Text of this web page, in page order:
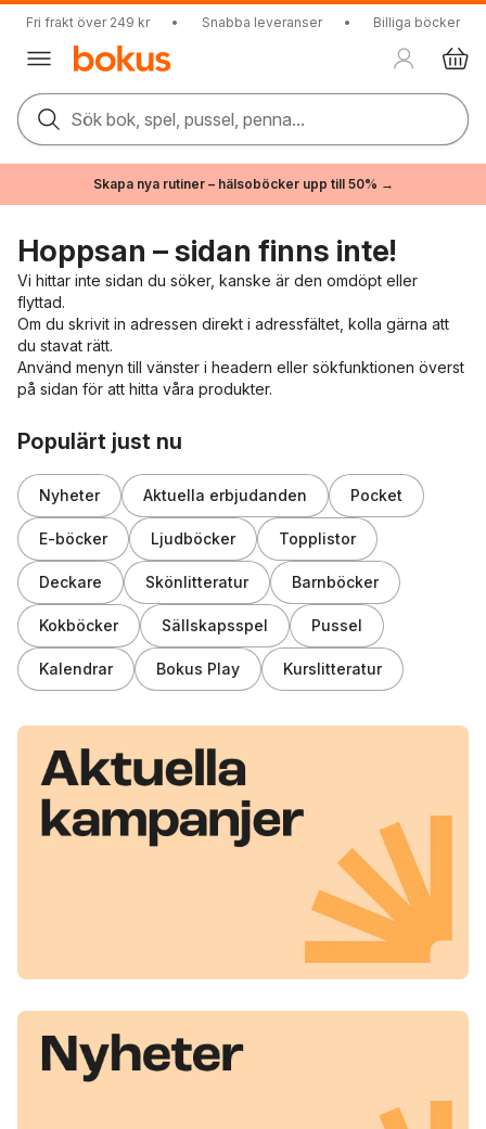
Fri frakt över 249 kr • Snabba leveranser • Billiga böcker
Sök bok, spel, pussel, penna...
Skapa nya rutiner – hälsoböcker upp till 50% →
Hoppsan – sidan finns inte!
Vi hittar inte sidan du söker, kanske är den omdöpt eller
flyttad.
Om du skrivit in adressen direkt i adressfältet, kolla gärna att
du stavat rätt.
Använd menyn till vänster i headern eller sökfunktionen överst
på sidan för att hitta våra produkter.
Populärt just nu
Nyheter Aktuella erbjudanden Pocket
E-böcker Ljudböcker Topplistor
Deckare Skönlitteratur Barnböcker
Kokböcker Sällskapsspel Pussel
Kalendrar Bokus Play Kurslitteratur